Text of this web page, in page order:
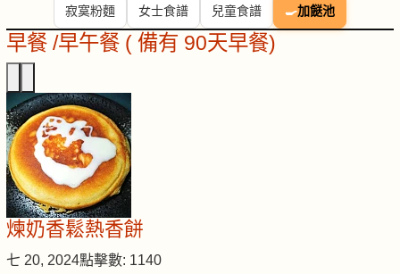
寂寞粉麵 女士食譜 兒童食譜 🍳加餸池
早餐 /早午餐 ( 備有 90天早餐)
煉奶香鬆熱香餅
七 20, 2024點擊數: 1140